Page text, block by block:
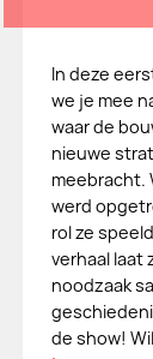
In deze
we je mee
waar de
nieuwe
meebracht.
werd
rol ze
verhaal laat
noodzaak
de show!